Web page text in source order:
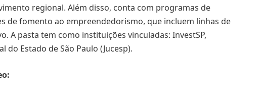
regional. Além disso, conta com programas de
de fomento ao empreendedorismo, que incluem linhas de
A pasta tem como instituições vinculadas: InvestSP,
do Estado de São Paulo (Jucesp).